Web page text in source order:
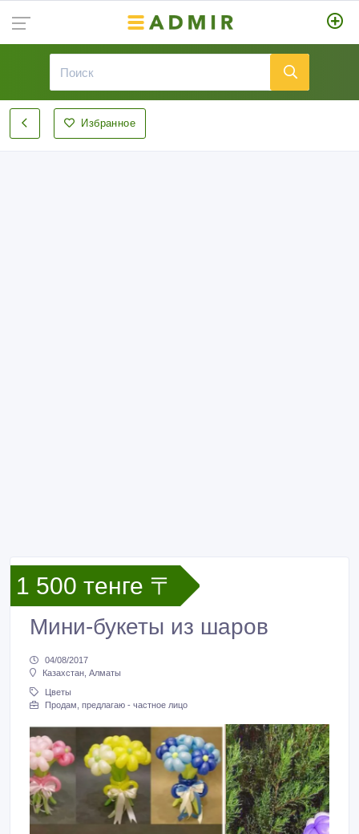
Избранное
1 500 тенге 〒
Мини-букеты из шаров
04/08/2017
Казахстан, Алматы
Цветы
Продам, предлагаю - частное лицо